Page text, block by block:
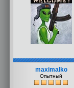
maximalko
Опытный